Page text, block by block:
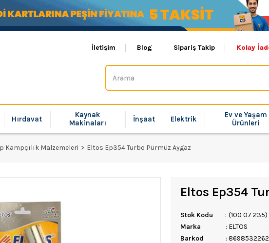
İletişim Blog Sipariş Takip Kolay
Hırdavat
Kaynak
Makinaları
İnşaat Elektrik
Ev ve Yaşam
Ürünleri
Kampçılık Malzemeleri Eltos Ep354 Turbo Pürmüz Aygaz
Eltos Ep354
Stok Kodu
(100 07 235)
Marka
: ELTOS
Barkod
: